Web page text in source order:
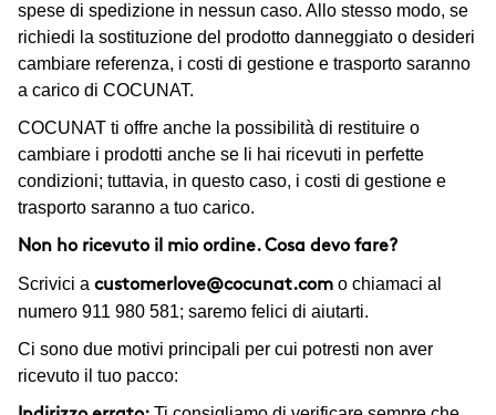
spese di spedizione in nessun caso. Allo stesso modo, se
richiedi la sostituzione del prodotto danneggiato o desideri
cambiare referenza, i costi di gestione e trasporto saranno
a carico di COCUNAT.
COCUNAT ti offre anche la possibilità di restituire o
cambiare i prodotti anche se li hai ricevuti in perfette
condizioni; tuttavia, in questo caso, i costi di gestione e
trasporto saranno a tuo carico.
Non ho ricevuto il mio ordine. Cosa devo fare?
Scrivici a customerlove@cocunat.com o chiamaci al
numero 911 980 581; saremo felici di aiutarti.
Ci sono due motivi principali per cui potresti non aver
ricevuto il tuo pacco: